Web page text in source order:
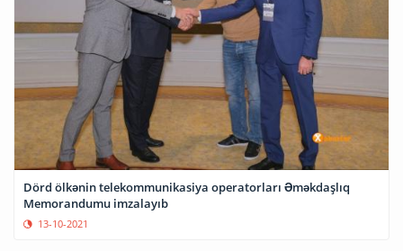
Dörd ölkənin telekommunikasiya operatorları Əməkdaşlıq
Memorandumu imzalayıb
13-10-2021